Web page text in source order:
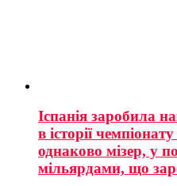
Іспанія заробила
в історії
однаково мізер, у
мільярдами, що